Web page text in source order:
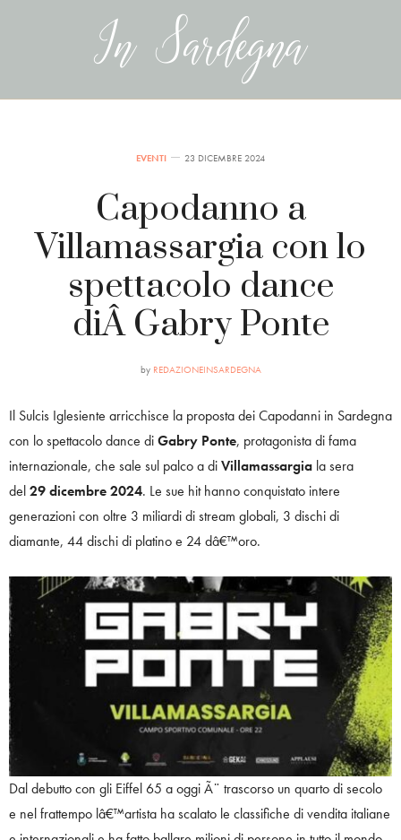
EVENTI 23 DICEMBRE 2024
Capodanno a
Villamassargia con lo
spettacolo dance
diÂ Gabry Ponte
by REDAZIONEINSARDEGNA
Il Sulcis Iglesiente arricchisce la proposta dei Capodanni in Sardegna
con lo spettacolo dance diGabry Ponte, protagonista di fama
internazionale, che sale sul palco a diVillamassargia la sera
del29 dicembre 2024. Le sue hit hanno conquistato intere
generazioni con oltre 3 miliardi di stream globali, 3 dischi di
diamante, 44 dischi di platino e 24 dâ€™oro.
Dal debutto con gli Eiffel 65 a oggi Ã¨ trascorso un quarto di secolo
e nel frattempo lâ€™artista ha scalato le classifiche di vendita italiane